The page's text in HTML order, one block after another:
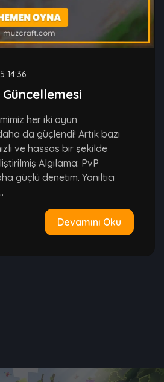
14:36
her iki oyun
da güçlendi! Artık bazı
ve hassas bir şekilde
Algılama: PvP
güçlü denetim. Yanıltıcı
Devamını Oku